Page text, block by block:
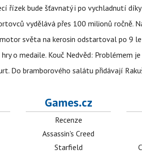
řízek bude šťavnatý i po vychladnutí
vydělává přes 100 milionů ročně.
světa na kerosin odstartoval po 9
o medaile. Kouč Nedvěd: Problémem je
Do bramborového salátu přidávají
Games.cz
Recenze
Assassin's Creed
Starfield